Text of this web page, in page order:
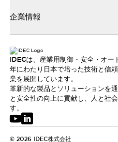
企業情報
IDECは、産業用制御・安全・オー
年にわたり日本で培った技術と信
業を展開しています。
革新的な製品とソリューションを
と安全性の向上に貢献し、人と社
す。
© 2026 IDEC株式会社